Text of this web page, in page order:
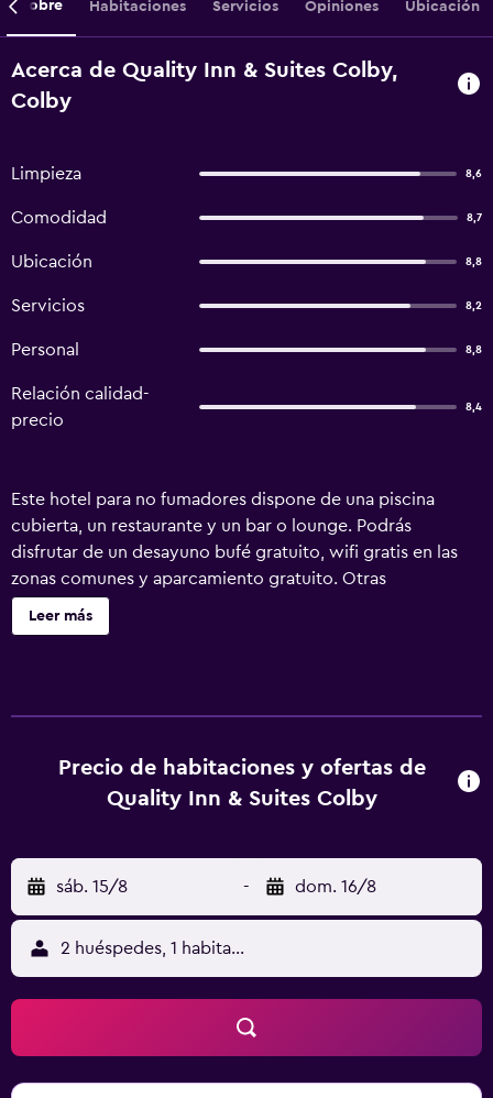
Sobre Habitaciones Servicios Opiniones Ubicación
Acerca de Quality Inn & Suites Colby,
Colby
Limpieza 8,6
Comodidad 8,7
Ubicación 8,8
Servicios 8,2
Personal 8,8
Relación calidad-
precio
8,4
Este hotel para no fumadores dispone de una piscina
cubierta, un restaurante y un bar o lounge. Podrás
disfrutar de un desayuno bufé gratuito, wifi gratis en las
zonas comunes y aparcamiento gratuito. Otras
instalaciones incluyen una bañera de hidromasaje, una sala
de reuniones y lavandería. Quality Inn & Suites Colby
frigorífico y microondas. Los baños están equipados con
ducha y bañera combinadas, artículos de higiene personal
gratis (por cable y wifi). Los servicios para las personas de
negocios incluyen escritorio y teléfono; se ofrecen
llamadas locales gratuitas (pueden existir restricciones).
Se ofrece servicio de limpieza todos los días. En el
alojamiento hay piscina cubierta y bañera de hidromasaje.
Leer más
Precio de habitaciones y ofertas de
Quality Inn & Suites Colby
sáb. 15/8 - dom. 16/8
2 huéspedes, 1 habitación